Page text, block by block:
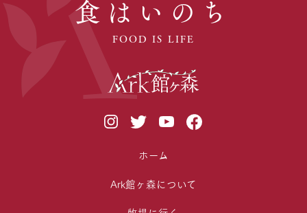
食はいのち
FOOD IS LIFE
ホーム
Ark館ヶ森について